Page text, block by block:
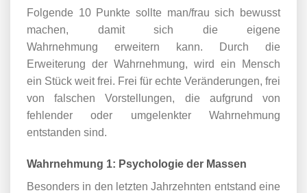
Folgende 10 Punkte sollte man/frau sich bewusst
machen, damit sich die eigene
Wahrnehmung erweitern kann. Durch die
Erweiterung der Wahrnehmung, wird ein Mensch
ein Stück weit frei. Frei für echte Veränderungen, frei
von falschen Vorstellungen, die aufgrund von
fehlender oder umgelenkter Wahrnehmung
entstanden sind.
Wahrnehmung 1: Psychologie der Massen
Besonders in den letzten Jahrzehnten entstand eine